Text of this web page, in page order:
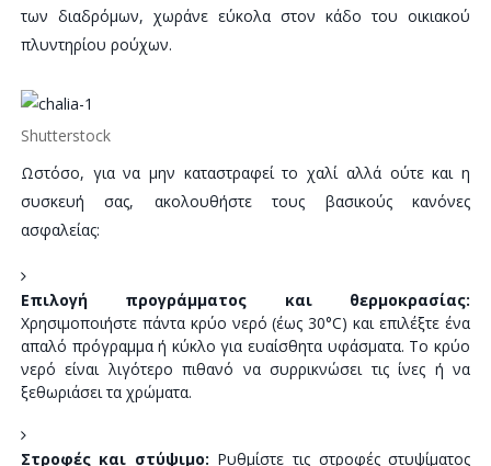
των διαδρόμων, χωράνε εύκολα στον κάδο του οικιακού
πλυντηρίου ρούχων.
Shutterstock
Ωστόσο, για να μην καταστραφεί το χαλί αλλά ούτε και η
συσκευή σας, ακολουθήστε τους βασικούς κανόνες
ασφαλείας:
Επιλογή προγράμματος και θερμοκρασίας:
Χρησιμοποιήστε πάντα κρύο νερό (έως 30°C) και επιλέξτε ένα
απαλό πρόγραμμα ή κύκλο για ευαίσθητα υφάσματα. Το κρύο
νερό είναι λιγότερο πιθανό να συρρικνώσει τις ίνες ή να
ξεθωριάσει τα χρώματα.
Στροφές και στύψιμο: Ρυθμίστε τις στροφές στυψίματος